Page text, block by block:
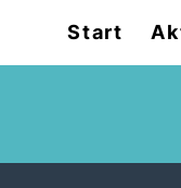
Start